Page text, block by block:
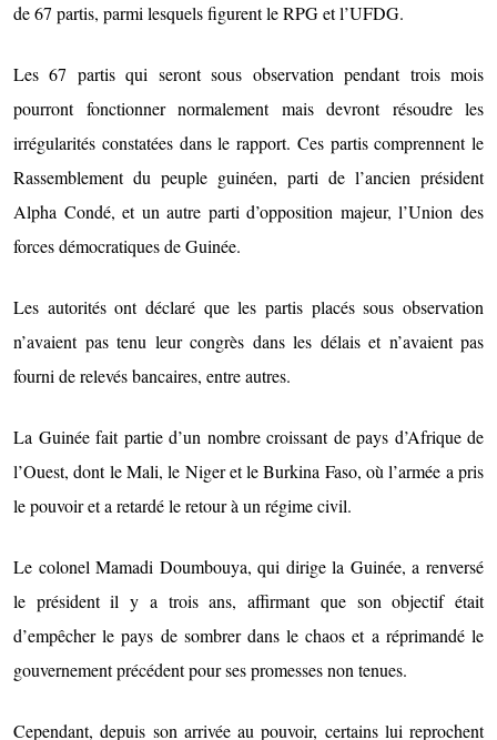
de 67 partis, parmi lesquels figurent le RPG et l’UFDG.
Les 67 partis qui seront sous observation pendant trois mois
pourront fonctionner normalement mais devront résoudre les
irrégularités constatées dans le rapport. Ces partis comprennent le
Rassemblement du peuple guinéen, parti de l’ancien président
Alpha Condé, et un autre parti d’opposition majeur, l’Union des
forces démocratiques de Guinée.
Les autorités ont déclaré que les partis placés sous observation
n’avaient pas tenu leur congrès dans les délais et n’avaient pas
fourni de relevés bancaires, entre autres.
La Guinée fait partie d’un nombre croissant de pays d’Afrique de
l’Ouest, dont le Mali, le Niger et le Burkina Faso, où l’armée a pris
le pouvoir et a retardé le retour à un régime civil.
Le colonel Mamadi Doumbouya, qui dirige la Guinée, a renversé
le président il y a trois ans, affirmant que son objectif était
d’empêcher le pays de sombrer dans le chaos et a réprimandé le
gouvernement précédent pour ses promesses non tenues.
Cependant, depuis son arrivée au pouvoir, certains lui reprochent